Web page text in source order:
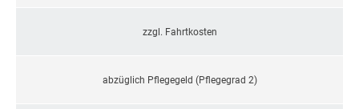
zzgl. Fahrtkosten
abzüglich Pflegegeld (Pflegegrad 2)